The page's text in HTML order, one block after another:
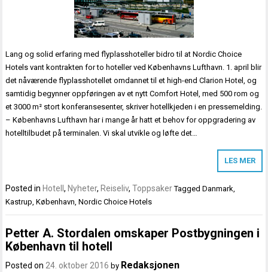
Lang og solid erfaring med flyplasshoteller bidro til at Nordic Choice
Hotels vant kontrakten for to hoteller ved Københavns Lufthavn. 1. april blir
det nåværende flyplasshotellet omdannet til et high-end Clarion Hotel, og
samtidig begynner oppføringen av et nytt Comfort Hotel, med 500 rom og
et 3000 m² stort konferansesenter, skriver hotellkjeden i en pressemelding.
– Københavns Lufthavn har i mange år hatt et behov for oppgradering av
hotelltilbudet på terminalen. Vi skal utvikle og løfte det…
LES MER
Posted in Hotell, Nyheter, Reiseliv,Toppsaker TaggedDanmark
Kastrup ,København ,Nordic Choice Hotels
Petter A. Stordalen omskaper Postbygningen i
København til hotell
Posted on24. oktober 2016 by Redaksjonen